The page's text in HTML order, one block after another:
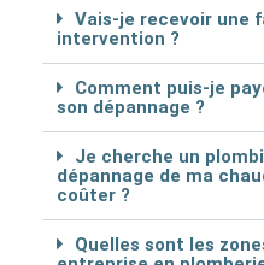
Vais-je recevoir une
intervention ?
Comment puis-je
son dépannage ?
Je cherche un
dépannage de ma
coûter ?
Quelles sont les